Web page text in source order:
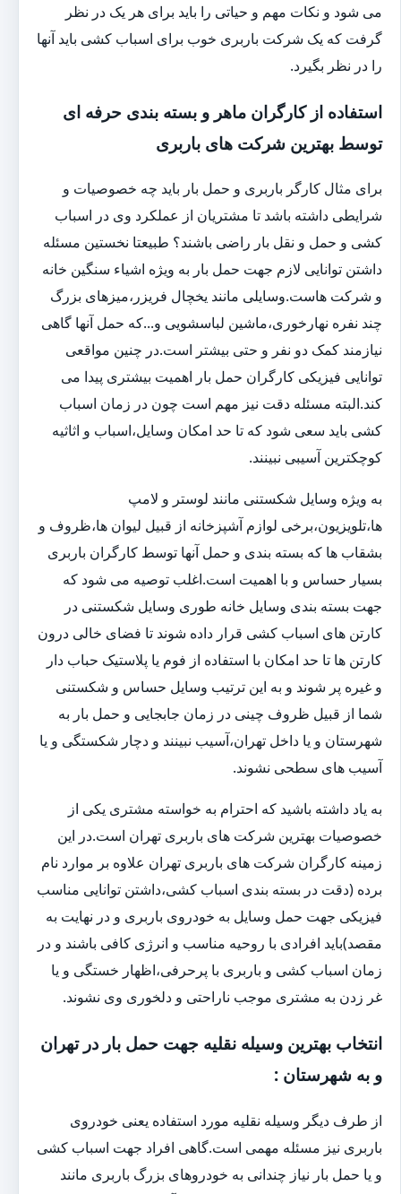
می شود و نکات مهم و حیاتی را باید برای هر یک در نظر
گرفت که یک شرکت باربری خوب برای اسباب کشی باید آنها
را در نظر بگیرد.
استفاده از کارگران ماهر و بسته بندی حرفه ای
توسط بهترین شرکت های باربری
برای مثال کارگر باربری و حمل بار باید چه خصوصیات و
شرایطی داشته باشد تا مشتریان از عملکرد وی در اسباب
کشی و حمل و نقل بار راضی باشند؟ طبیعتا نخستین مسئله
داشتن توانایی لازم جهت حمل بار به ویژه اشیاء سنگین خانه
و شرکت هاست.وسایلی مانند یخچال فریزر،میزهای بزرگ
چند نفره نهارخوری،ماشین لباسشویی و...که حمل آنها گاهی
نیازمند کمک دو نفر و حتی بیشتر است.در چنین مواقعی
توانایی فیزیکی کارگران حمل بار اهمیت بیشتری پیدا می
کند.البته مسئله دقت نیز مهم است چون در زمان اسباب
کشی باید سعی شود که تا حد امکان وسایل،اسباب و اثاثیه
کوچکترین آسیبی نبینند.
به ویژه وسایل شکستنی مانند لوستر و لامپ
ها،تلویزیون،برخی لوازم آشپزخانه از قبیل لیوان ها،ظروف و
بشقاب ها که بسته بندی و حمل آنها توسط کارگران باربری
بسیار حساس و با اهمیت است.اغلب توصیه می شود که
جهت بسته بندی وسایل خانه طوری وسایل شکستنی در
کارتن های اسباب کشی قرار داده شوند تا فضای خالی درون
کارتن ها تا حد امکان با استفاده از فوم یا پلاستیک حباب دار
و غیره پر شوند و به این ترتیب وسایل حساس و شکستنی
شما از قبیل ظروف چینی در زمان جابجایی و حمل بار به
شهرستان و یا داخل تهران،آسیب نبینند و دچار شکستگی و یا
آسیب های سطحی نشوند.
به یاد داشته باشید که احترام به خواسته مشتری یکی از
خصوصیات بهترین شرکت های باربری تهران است.در این
زمینه کارگران شرکت های باربری تهران علاوه بر موارد نام
برده (دقت در بسته بندی اسباب کشی،داشتن توانایی مناسب
فیزیکی جهت حمل وسایل به خودروی باربری و در نهایت به
مقصد)باید افرادی با روحیه مناسب و انرژی کافی باشند و در
زمان اسباب کشی و باربری با پرحرفی،اظهار خستگی و یا
غر زدن به مشتری موجب ناراحتی و دلخوری وی نشوند.
انتخاب بهترین وسیله نقلیه جهت حمل بار در تهران
و به شهرستان :
از طرف دیگر وسیله نقلیه مورد استفاده یعنی خودروی
باربری نیز مسئله مهمی است.گاهی افراد جهت اسباب کشی
و یا حمل بار نیاز چندانی به خودروهای بزرگ باربری مانند